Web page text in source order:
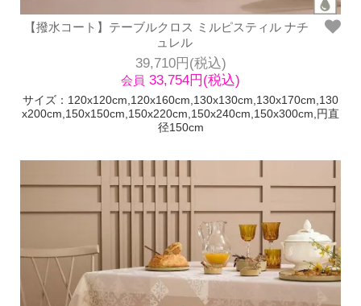
【撥水コート】テーブルクロス ミルピスティル ナチ
ュレル
39,710円(税込)
会員 33,754円(税込)
サイズ：120x120cm,120x160cm,130x130cm,130x170cm,130
x200cm,150x150cm,150x220cm,150x240cm,150x300cm,円直
径150cm